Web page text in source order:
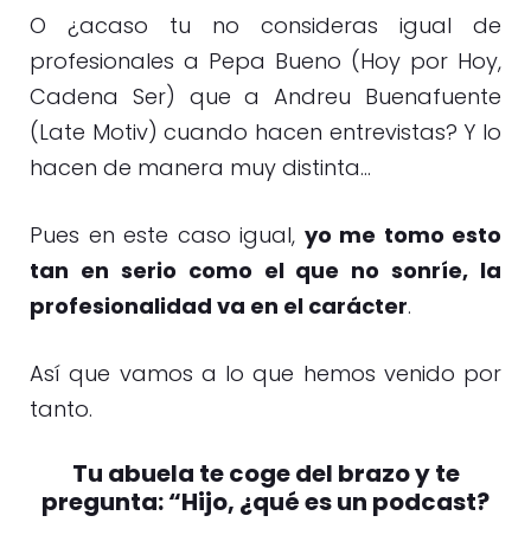
O ¿acaso tu no consideras igual de
profesionales a Pepa Bueno (Hoy por Hoy,
Cadena Ser) que a Andreu Buenafuente
(Late Motiv) cuando hacen entrevistas? Y lo
hacen de manera muy distinta…
Pues en este caso igual, yo me tomo esto
tan en serio como el que no sonríe, la
profesionalidad va en el carácter.
Así que vamos a lo que hemos venido por
tanto.
Tu abuela te coge del brazo y te
pregunta: “Hijo, ¿qué es un podcast?